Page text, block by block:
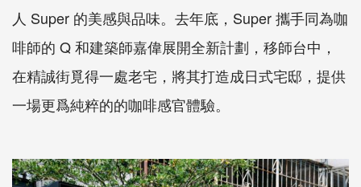
人 Super 的美感與品味。去年底，Super 攜手同為咖
啡師的 Q 和建築師嘉偉展開全新計劃，移師台中，
在精誠街覓得一處老宅，將其打造成日式宅邸，提供
一場更爲純粹的的咖啡感官體驗。